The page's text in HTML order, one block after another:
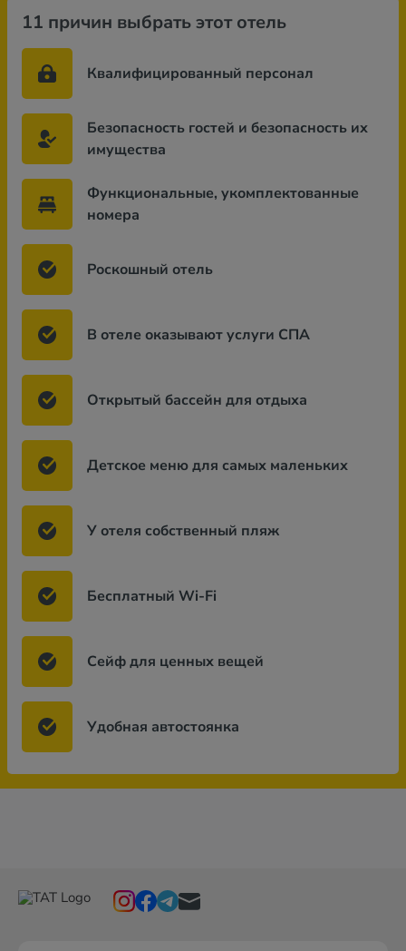
11 причин выбрать этот отель
Квалифицированный персонал
Безопасность гостей и безопасность их
имущества
Функциональные, укомплектованные
номера
Роскошный отель
В отеле оказывают услуги СПА
Открытый бассейн для отдыха
Детское меню для самых маленьких
У отеля собственный пляж
Бесплатный Wi-Fi
Сейф для ценных вещей
Удобная автостоянка